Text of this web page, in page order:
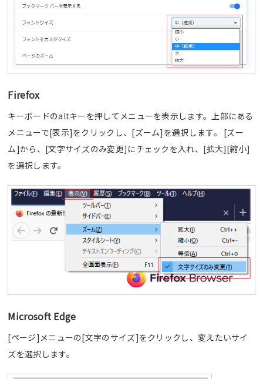
Firefox
キーボードのaltキーを押してメニューを表示します。上部にある
メニューで[表示]をクリックし、[ズーム]を選択します。 [ズー
ム]から、[文字サイズのみ変更]にチェックを入れ、[拡大][縮小]
を選択します。
Microsoft Edge
[ページ]メニューの[文字のサイズ]をクリックし、変えたいサイ
ズを選択します。